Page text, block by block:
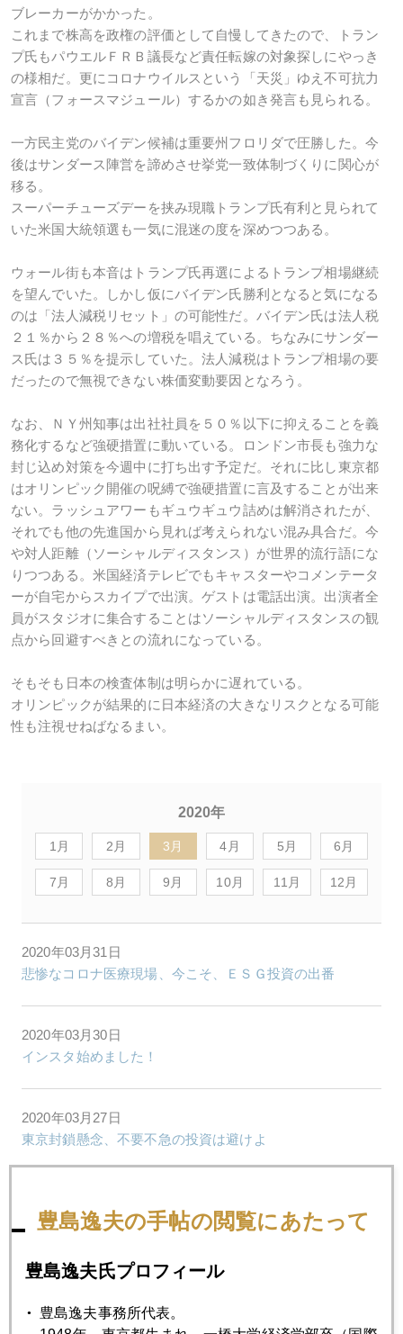
ブレーカーがかかった。
これまで株高を政権の評価として自慢してきたので、トラン
プ氏もパウエルＦＲＢ議長など責任転嫁の対象探しにやっき
の様相だ。更にコロナウイルスという「天災」ゆえ不可抗力
宣言（フォースマジュール）するかの如き発言も見られる。
一方民主党のバイデン候補は重要州フロリダで圧勝した。今
後はサンダース陣営を諦めさせ挙党一致体制づくりに関心が
移る。
スーパーチューズデーを挟み現職トランプ氏有利と見られて
いた米国大統領選も一気に混迷の度を深めつつある。
ウォール街も本音はトランプ氏再選によるトランプ相場継続
を望んでいた。しかし仮にバイデン氏勝利となると気になる
のは「法人減税リセット」の可能性だ。バイデン氏は法人税
２１％から２８％への増税を唱えている。ちなみにサンダー
ス氏は３５％を提示していた。法人減税はトランプ相場の要
だったので無視できない株価変動要因となろう。
なお、ＮＹ州知事は出社社員を５０％以下に抑えることを義
務化するなど強硬措置に動いている。ロンドン市長も強力な
封じ込め対策を今週中に打ち出す予定だ。それに比し東京都
はオリンピック開催の呪縛で強硬措置に言及することが出来
ない。ラッシュアワーもギュウギュウ詰めは解消されたが、
それでも他の先進国から見れば考えられない混み具合だ。今
や対人距離（ソーシャルディスタンス）が世界的流行語にな
りつつある。米国経済テレビでもキャスターやコメンテータ
ーが自宅からスカイプで出演。ゲストは電話出演。出演者全
員がスタジオに集合することはソーシャルディスタンスの観
点から回避すべきとの流れになっている。
そもそも日本の検査体制は明らかに遅れている。
オリンピックが結果的に日本経済の大きなリスクとなる可能
性も注視せねばなるまい。
2020年
1月 2月 3月 4月 5月 6月
7月 8月 9月 10月 11月 12月
2020年03月31日
悲惨なコロナ医療現場、今こそ、ＥＳＧ投資の出番
2020年03月30日
インスタ始めました！
2020年03月27日
東京封鎖懸念、不要不急の投資は避けよ
ヘリコプターマネーと金
2020年03月25日
ＮＹ金、１００ドルを超す連騰、円建ても高い
豊島逸夫の手帖の閲覧にあたって
豊島逸夫氏プロフィール
豊島逸夫事務所代表。